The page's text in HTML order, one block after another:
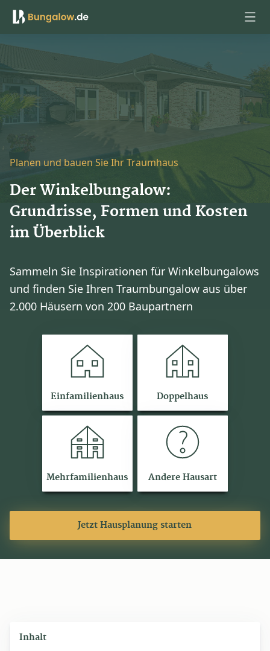
Anmelden
Planen und bauen Sie Ihr Traumhaus
Der Winkelbungalow:
Grundrisse, Formen und Kosten
im Überblick
Sammeln Sie Inspirationen für Winkelbungalows
und finden Sie Ihren Traumbungalow aus über
2.000 Häusern von 200 Baupartnern
Einfamilienhaus Doppelhaus
Mehrfamilienhaus Andere Hausart
Jetzt Hausplanung starten
Inhalt